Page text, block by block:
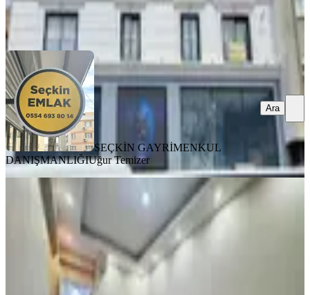
SEÇKİN GAYRİMENKUL DANIŞMANLIĞI Uğur Temizer
SEÇKİN GAYRİMENKUL
DANIŞMANLIĞIUğur Temizer
Ara
Akın Emlaktan Buca İnönü
Mahallesinde 2+0 Kiralık Yeni Daire
Buca, İnönü Mahallesi
2+0
75 m²· Yüksek giriş
17.500 ₺